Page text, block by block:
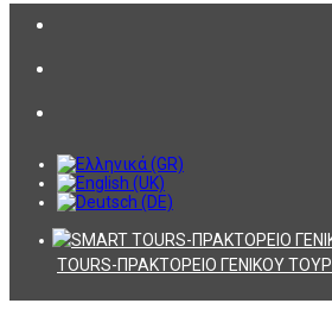
TOURS-ΠΡΑΚΤΟΡΕΙΟ ΓΕΝΙΚΟΥ